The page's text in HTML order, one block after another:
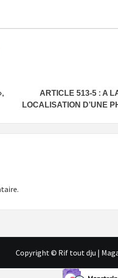
ARTICLE 513-5 : A
LOCALISATION D’UNE
Copyright © Rif tout dju |